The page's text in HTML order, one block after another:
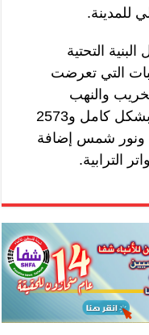
للمدينة.
التحتية
التي تعرضت
والنهب
والسرقة، حيث دمرت 396 منزلا بشكل كامل و2573
شمس إضافة
الترابية.